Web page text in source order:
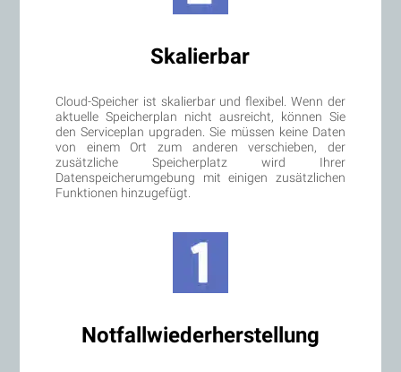
Skalierbar
Cloud-Speicher ist skalierbar und flexibel. Wenn der
aktuelle Speicherplan nicht ausreicht, können Sie
den Serviceplan upgraden. Sie müssen keine Daten
von einem Ort zum anderen verschieben, der
zusätzliche Speicherplatz wird Ihrer
Datenspeicherumgebung mit einigen zusätzlichen
Funktionen hinzugefügt.
Notfallwiederherstellung